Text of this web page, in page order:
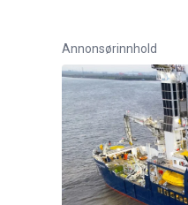
Annonsørinnhold